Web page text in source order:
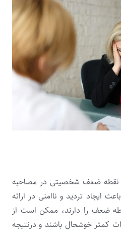
نقطه ضعف شخصیتی در مصاحبه
ایجاد تردید و ناامنی در ارائه
ضعف را دارند، ممکن است از
کمتر خوشحال باشند و درنتیجه